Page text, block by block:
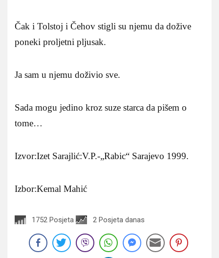
Čak i Tolstoj i Čehov stigli su njemu da dožive
poneki proljetni pljusak.
Ja sam u njemu doživio sve.
Sada mogu jedino kroz suze starca da pišem o
tome…
Izvor:Izet Sarajlić:V.P.-„Rabic“ Sarajevo 1999.
Izbor:Kemal Mahić
1752 Posjeta 2 Posjeta danas